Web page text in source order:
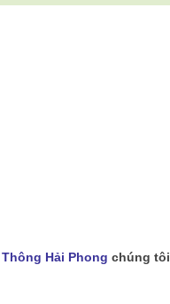
Hải Phong chúng tôi